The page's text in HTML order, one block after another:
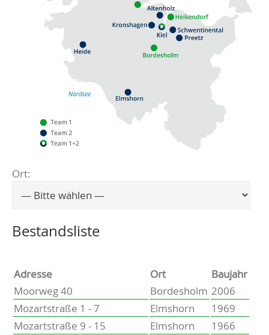
Eckernförde
Heikendorf
Kronshagen
Schwentinental
Preetz
Heide
Bordesholm
Elmshorn
Ort:
Wählen Sie einen Ort, um zur entsprechenden Seite
Bestandsliste
Adresse Ort
Baujahr
Moorweg 40
Bordesholm 2006
Mozartstraße 1 - 7
Elmshorn
1969
Mozartstraße 9 - 15
Elmshorn
1966